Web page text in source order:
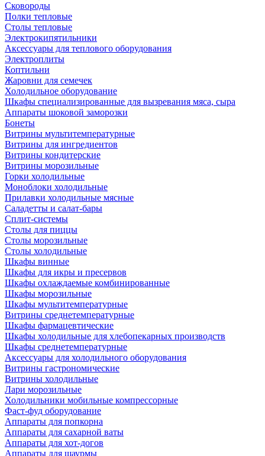
Сковороды
Полки тепловые
Столы тепловые
Электрокипятильники
Аксессуары для теплового оборудования
Электроплиты
Коптильни
Жаровни для семечек
Холодильное оборудование
Шкафы специализированные для вызревания мяса, сыра
Аппараты шоковой заморозки
Бонеты
Витрины мультитемпературные
Витрины для ингредиентов
Витрины кондитерские
Витрины морозильные
Горки холодильные
Моноблоки холодильные
Прилавки холодильные мясные
Саладетты и салат-бары
Сплит-системы
Столы для пиццы
Столы морозильные
Столы холодильные
Шкафы винные
Шкафы для икры и пресервов
Шкафы охлаждаемые комбинированные
Шкафы морозильные
Шкафы мультитемпературные
Витрины среднетемпературные
Шкафы фармацевтические
Шкафы холодильные для хлебопекарных производств
Шкафы среднетемпературные
Аксессуары для холодильного оборудования
Витрины гастрономические
Витрины холодильные
Лари морозильные
Холодильники мобильные компрессорные
Фаст-фуд оборудование
Аппараты для попкорна
Аппараты для сахарной ваты
Аппараты для хот-догов
Аппараты для шаурмы